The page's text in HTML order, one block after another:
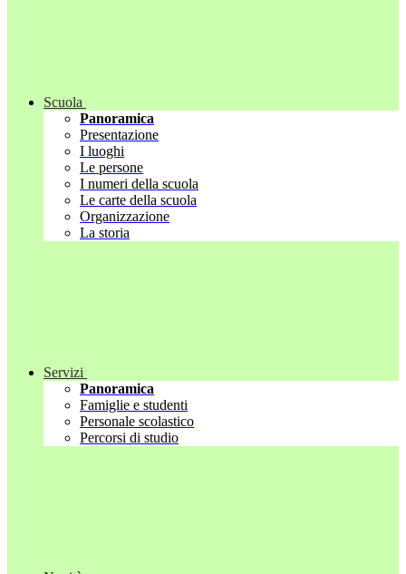
Scuola
Panoramica
Presentazione
I luoghi
Le persone
I numeri della scuola
Le carte della scuola
Organizzazione
La storia
Servizi
Panoramica
Famiglie e studenti
Personale scolastico
Percorsi di studio